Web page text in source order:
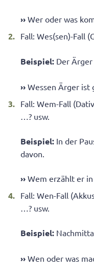
›› Wer oder was
Fall: Wes(sen)-Fall
Beispiel: Der
›› Wessen Ärger ist
Fall: Wem-Fall
…? usw.
Beispiel: In der
davon.
›› Wem erzählt er in
Fall: Wen-Fall
…? usw.
Beispiel:
›› Wen oder was